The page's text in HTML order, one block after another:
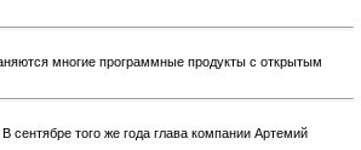
многие программные продукты с открытым
того же года глава компании Артемий